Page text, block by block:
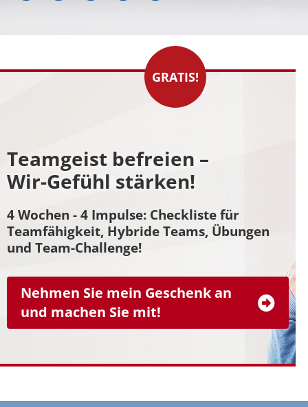
Teamgeist befreien –
Wir-Gefühl stärken!
4 Wochen - 4 Impulse: Checkliste für
Teamfähigkeit, Hybride Teams, Übungen
und Team-Challenge!
Nehmen Sie mein Geschenk an
und machen Sie mit!
GRATIS!